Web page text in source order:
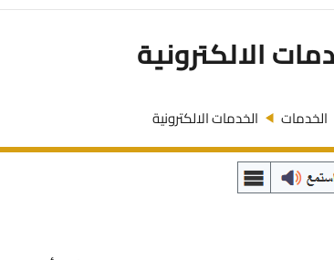
الالكترونية
الخدمات الخدمات الالكترونية